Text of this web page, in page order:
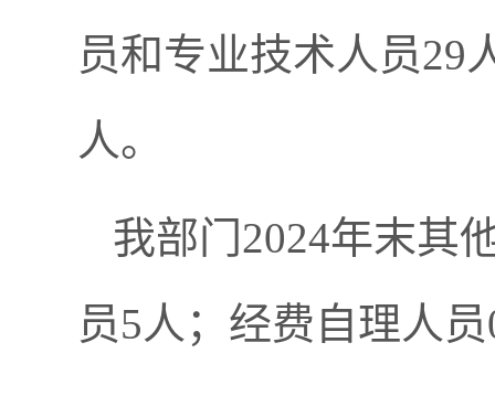
员和专业技术人员29
人。
我部门2024年末其
员5人；经费自理人员